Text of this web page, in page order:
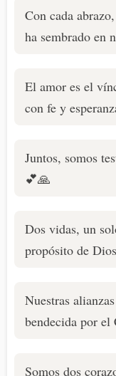
Con cada
ha sembrado en
El amor es el
con fe y
Juntos, somos
💕🙏
Dos vidas, un
propósito de
Nuestras
bendecida por el
Somos dos